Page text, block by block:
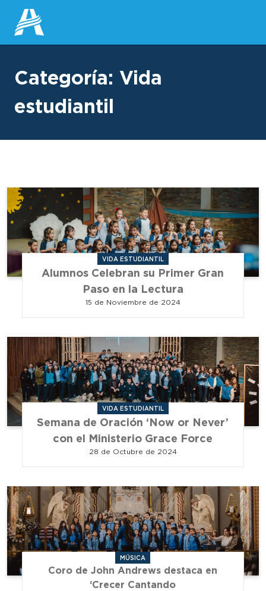
Categoría: Vida
estudiantil
VIDA ESTUDIANTIL
Alumnos Celebran su Primer Gran
Paso en la Lectura
15 de Noviembre de 2024
VIDA ESTUDIANTIL
Semana de Oración ‘Now or Never’
con el Ministerio Grace Force
28 de Octubre de 2024
MÚSICA
Coro de John Andrews destaca en
‘Crecer Cantando